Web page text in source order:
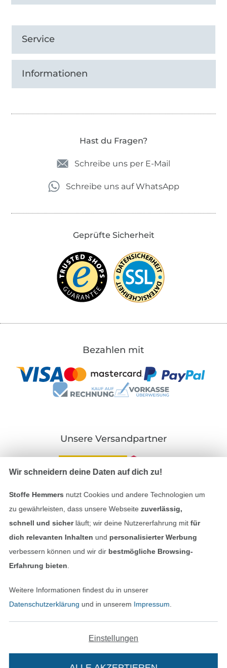
Service
Informationen
Hast du Fragen?
Schreibe uns per E-Mail
Schreibe uns auf WhatsApp
Geprüfte Sicherheit
Bezahlen mit
Unsere Versandpartner
Impressum
AGB
Widerrufsrecht
Bestellung widerrufen
In den deutschen Shop wechseln (aktuell
Wir schneidern deine Daten auf dich zu!
Stoffe Hemmers nutzt Cookies und andere Technologien um
zu gewährleisten, dass unsere Webseite zuverlässig,
schnell und sicherläuft; wir deine Nutzererfahrung mitfür
dich relevanten Inhalten und personalisierter Werbung
verbessern können und wir dir bestmögliche Browsing-
Erfahrung bieten
Weitere Informationen findest du in unserer
Datenschutzerklärung und in unserem Impressum
Einstellungen